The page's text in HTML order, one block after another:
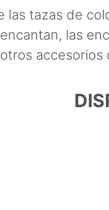
las tazas de
las
accesorios